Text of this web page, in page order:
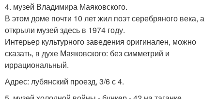
4. музей Владимира Маяковского.
В этом доме почти 10 лет жил поэт серебряного века, а
открыли музей здесь в 1974 году.
Интерьер культурного заведения оригинален, можно
сказать, в духе Маяковского: без симметрий и
иррациональный.
Адрес: лубянский проезд, 3/6 с 4.